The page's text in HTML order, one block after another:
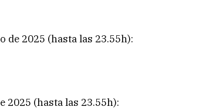
de 2025 (hasta las 23.55h):
2025 (hasta las 23.55h):